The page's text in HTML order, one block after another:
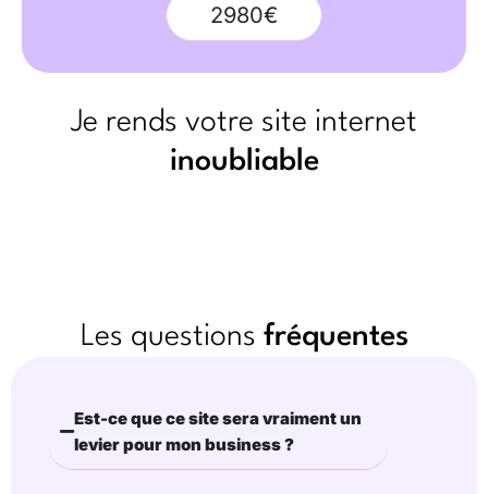
2980€
Je rends votre site internet
inoubliable
Les questions fréquentes
Est-ce que ce site sera vraiment un
levier pour mon business ?